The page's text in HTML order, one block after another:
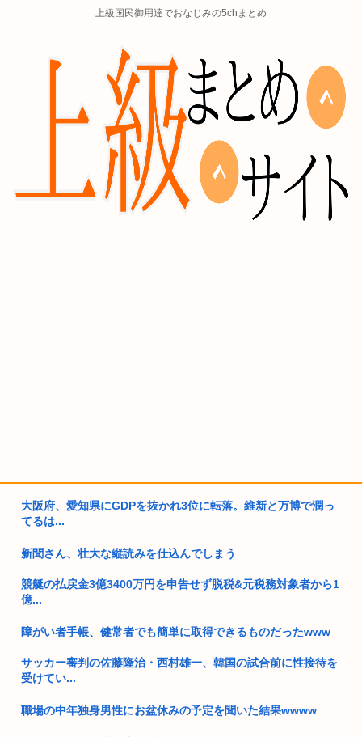
上級国民御用達でおなじみの5chまとめ
大阪府、愛知県にGDPを抜かれ3位に転落。維新と万博で潤っ
てるは...
新聞さん、壮大な縦読みを仕込んでしまう
競艇の払戻金3億3400万円を申告せず脱税&元税務対象者から1
億...
障がい者手帳、健常者でも簡単に取得できるものだったwww
サッカー審判の佐藤隆治・西村雄一、韓国の試合前に性接待を
受けてい...
職場の中年独身男性にお盆休みの予定を聞いた結果wwww